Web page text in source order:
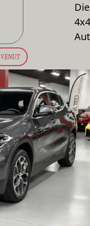
4x4
VENUT